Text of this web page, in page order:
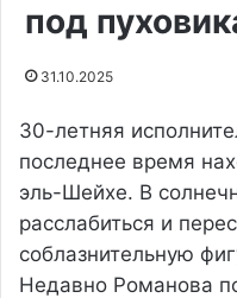
под
31.10.2025
30-летняя
последнее время
эль-Шейхе. В
расслабиться и
соблазнительную
Недавно Романова